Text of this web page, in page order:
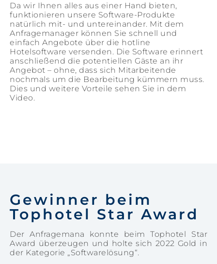
Da wir Ihnen alles aus einer Hand bieten,
funktionieren unsere Software-Produkte
natürlich mit- und untereinander. Mit dem
Anfragemanager können Sie schnell und
einfach Angebote über die hotline
Hotelsoftware versenden. Die Software erinnert
anschließend die potentiellen Gäste an ihr
Angebot – ohne, dass sich Mitarbeitende
nochmals um die Bearbeitung kümmern muss.
Dies und weitere Vorteile sehen Sie in dem
Video.
Gewinner beim
Tophotel Star Award
Der Anfragemana konnte beim Tophotel Star
Award überzeugen und holte sich 2022 Gold in
der Kategorie „Softwarelösung“.